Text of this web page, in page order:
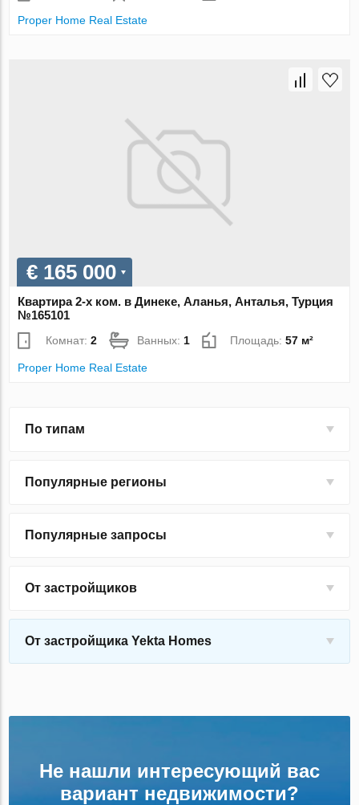
Proper Home Real Estate
€ 165 000
Квартира 2-х ком. в Динеке, Аланья, Анталья, Турция
№165101
Комнат:2 Ванных:1 Площадь:57 м²
Proper Home Real Estate
По типам
Популярные регионы
Популярные запросы
От застройщиков
От застройщика Yekta Homes
Не нашли интересующий вас
вариант недвижимости?